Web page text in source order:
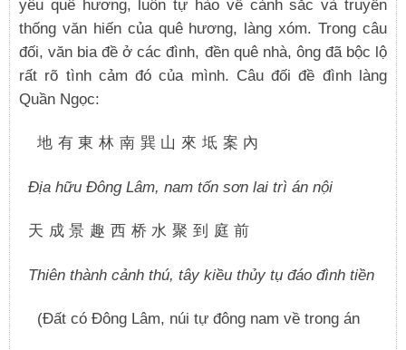
yêu quê hương, luôn tự hào về cảnh sắc và truyền
thống văn hiến của quê hương, làng xóm. Trong câu
đối, văn bia đề ở các đình, đền quê nhà, ông đã bộc lộ
rất rõ tình cảm đó của mình. Câu đối đề đình làng
Quần Ngọc:
地有東林南巽山來坻案內
Địa hữu Đông Lâm, nam tốn sơn lai trì án nội
天成景趣西桥水聚到庭前
Thiên thành cảnh thú, tây kiều thủy tụ đáo đình tiền
(Đất có Đông Lâm, núi tự đông nam về trong án